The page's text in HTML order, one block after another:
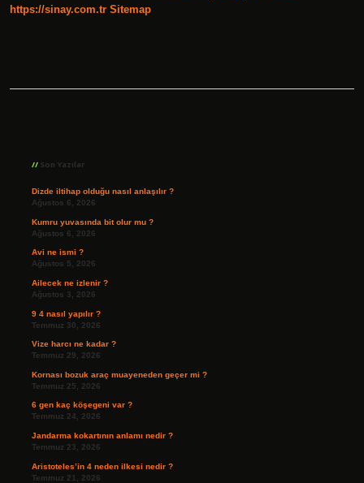
https://sinay.com.tr Sitemap
Son Yazılar
Dizde iltihap olduğu nasıl anlaşılır ?
Ağustos 6, 2026
Kumru yuvasında bit olur mu ?
Ağustos 6, 2026
Avi ne ismi ?
Ağustos 5, 2026
Ailecek ne izlenir ?
Ağustos 3, 2026
9 4 nasıl yapılır ?
Temmuz 30, 2026
Vize harcı ne kadar ?
Temmuz 29, 2026
Kornası bozuk araç muayeneden geçer mi ?
Temmuz 25, 2026
6 gen kaç köşegeni var ?
Temmuz 24, 2026
Jandarma kokartının anlamı nedir ?
Temmuz 23, 2026
Aristoteles’in 4 neden ilkesi nedir ?
Temmuz 21, 2026